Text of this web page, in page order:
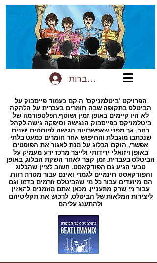
להתחברות
הפרויקט ‘ביטלמניקס’ הוקם כעמוד פייסבוק על
הביטלס בתקופה שבה חומרים בעברית על הלהקה
לא היו קיימים באופן זמין ושוטף.הפלטפורמה של
ביטלמניקס בפייסבוק הנגישה וסיפקה גישה לקהל
רחב, אך מפני שאפשרויות הגישה לפוסטים ישנים
שנכתבו מוגבלת והחיפוש אחר חומרים כמעט בלתי
אפשרי, הוקם הבלוג על מנת לאגור את הפוסטים
באופן ויזואלי ידידותי ולייצר מרכז ידע מעמיק על
הביטלס בעברית. זמן קצר לאחר השקת הבלוג, באופן
טבעי הגיע גם הפודקאסט. חשוב לציין שהבלוג
והפודקאסט חינמיים לגמרי ואינם עבור מטרת רווח.
הם מיועדים עבור כל מי שהביטלס זורמים בדמו וגם
עבור מי שרק מתעניין. מכאן אתם מוזמנים להאזין
ליצירות המלאות של הביטלס, לרכוש את תקליטיהם
ולהתענג עליהם